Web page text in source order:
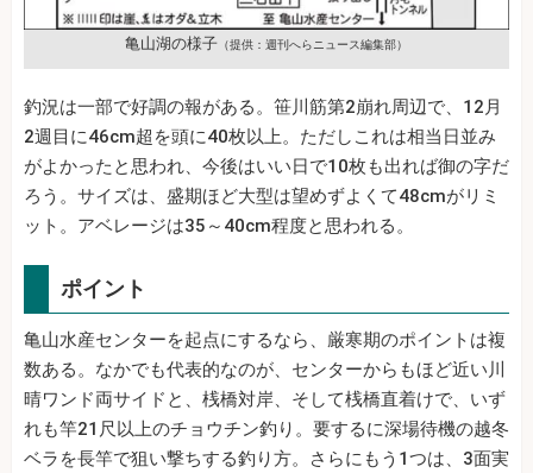
亀山湖の様子 （提供：週刊へらニュース編集部）
釣況は一部で好調の報がある。笹川筋第2崩れ周辺で、12月
2週目に46cm超を頭に40枚以上。ただしこれは相当日並み
がよかったと思われ、今後はいい日で10枚も出れば御の字だ
ろう。サイズは、盛期ほど大型は望めずよくて48cmがリミ
ット。アベレージは35～40cm程度と思われる。
ポイント
亀山水産センターを起点にするなら、厳寒期のポイントは複
数ある。なかでも代表的なのが、センターからもほど近い川
晴ワンド両サイドと、桟橋対岸、そして桟橋直着けで、いず
れも竿21尺以上のチョウチン釣り。要するに深場待機の越冬
ベラを長竿で狙い撃ちする釣り方。さらにもう1つは、3面実